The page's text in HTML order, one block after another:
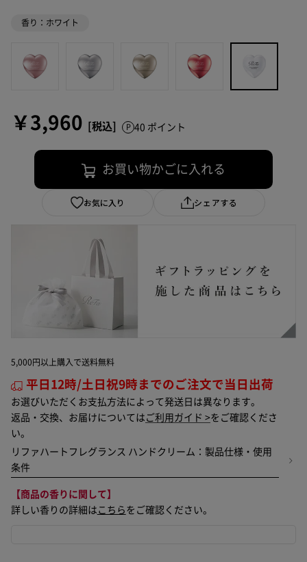
香り：ホワイト
￥3,960 40 ポイント
お買い物かごに入れる
お気に入り シェアする
5,000円以上購入で送料無料
平日12時/土日祝9時までのご注文で当日出荷
お選びいただくお支払方法によって発送日は異なります。
返品・交換、お届けについては ご利用ガイド >をご確認くださ
い。
リファハートフレグランス ハンドクリーム：製品仕様・使用
条件
【商品の香りに関して】
詳しい香りの詳細は こちら をご確認ください。